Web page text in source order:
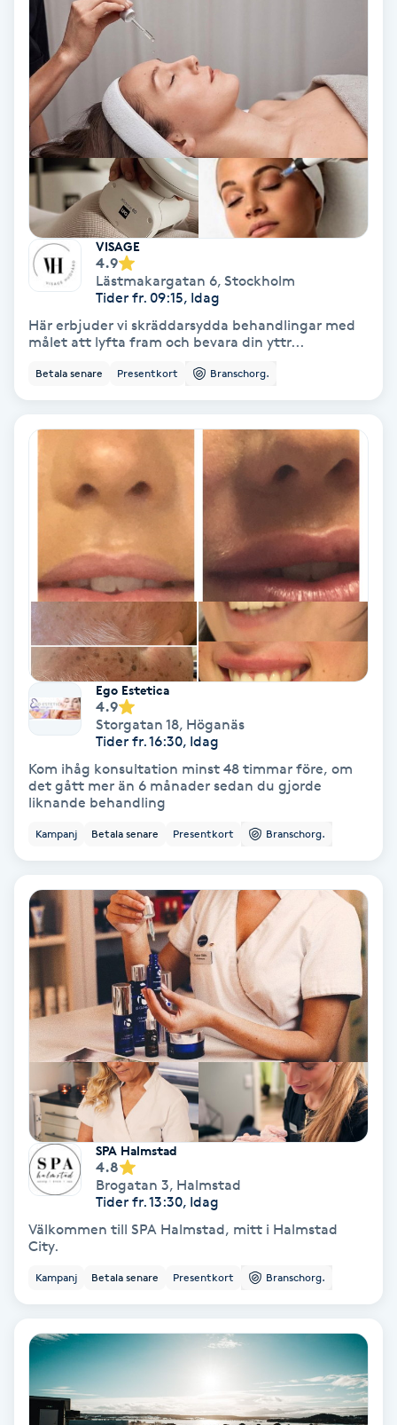
Dermapen
Diamantslipning
Enzympeeling
Extensions borttagning
Eyeliner-tatuering
Faceliftmassage
Fet hårbotten
Fettreducering
Fibromassage
Fillers
Fotmassage
Fotsvamp
Fransar
Fransfärgning
Fransförlängning
Fransförlängning Megavolym
Fransförlängning Volym
Fransk manikyr
Fransrengöring
Frekvensterapi
Friskvård
Friskvårdsmassage
Frisör
Funktionsanalys
VISAGE
4.9
Lästmakargatan 6, Stockholm
Tider fr. 09:15, Idag
Här erbjuder vi skräddarsydda behandlingar med
målet att lyfta fram och bevara din yttr...
Betala senare Presentkort Branschorg.
Ego Estetica
4.9
Storgatan 18, Höganäs
Tider fr. 16:30, Idag
Kom ihåg konsultation minst 48 timmar före, om
det gått mer än 6 månader sedan du gjorde
liknande behandling
Kampanj Betala senare Presentkort Branschorg.
SPA Halmstad
4.8
Brogatan 3, Halmstad
Tider fr. 13:30, Idag
Välkommen till SPA Halmstad, mitt i Halmstad
City.
Kampanj Betala senare Presentkort Branschorg.